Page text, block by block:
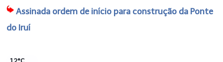
Assinada ordem de início para construção da Ponte
do Iruí